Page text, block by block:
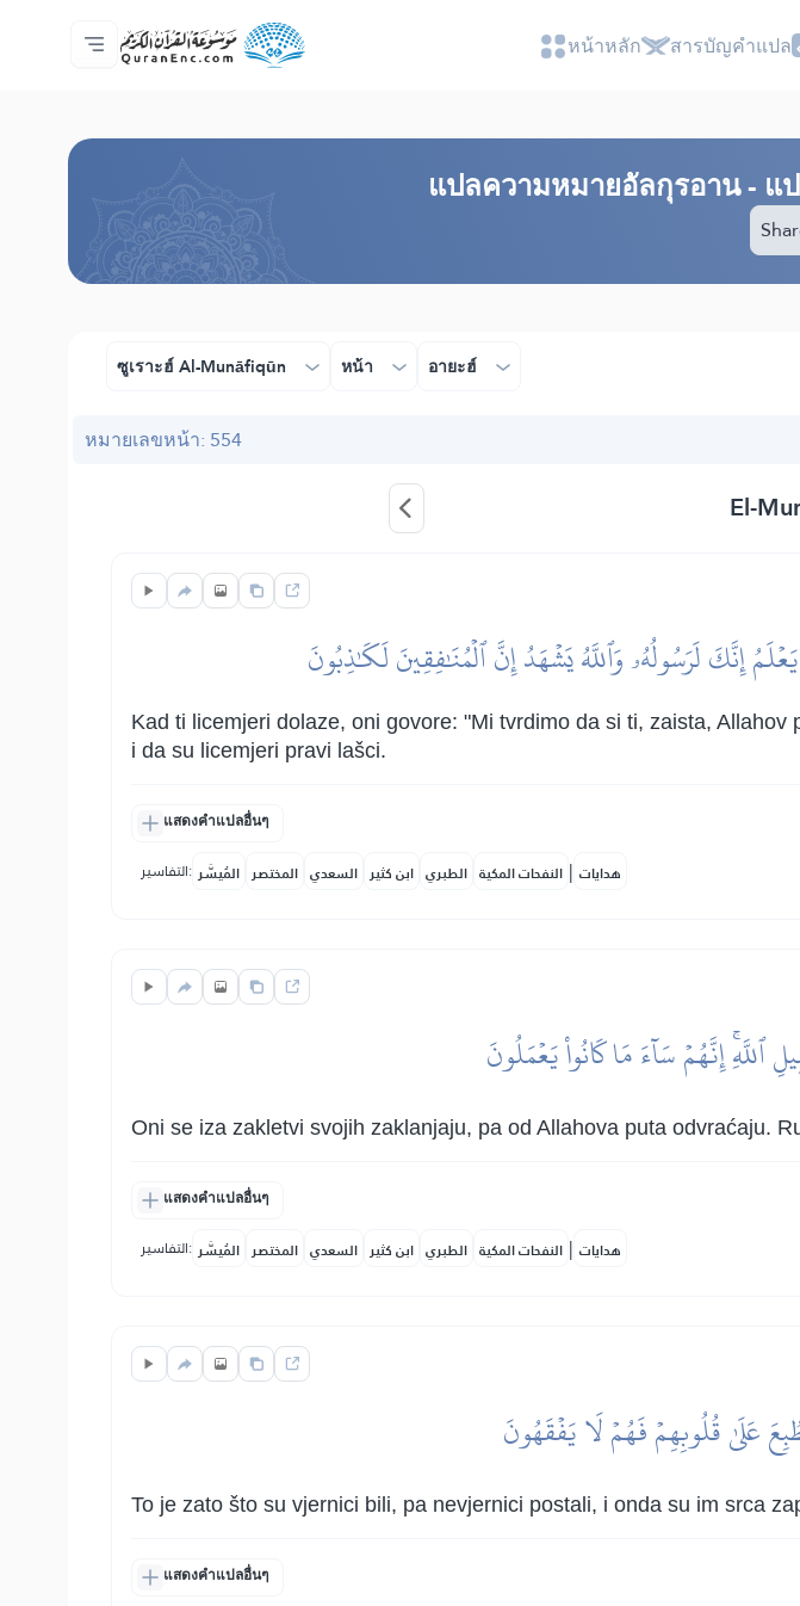
หน้าหลัก
สารบัญ​คำแปล
Audio
บริการสำหรับนักพัฒนา - API
เกี่ยวกับโครงการ
ติดต่อเรา
ภาษา หน้าหลัก สารบัญ​คำแปล
แปล​ความหมาย​อัลกุรอาน​ - แ
ซูเราะฮ์ Al-Munāfiqūn หน้า อายะฮ์
หมายเลขหน้า: 554
El-
إِنَّكَ لَرَسُولُهُۥ وَٱللَّهُ يَشۡهَدُ إِنَّ ٱلۡمُنَٰفِقِينَ لَكَٰذِبُونَ
Kad ti licemjeri dolaze, oni govore: "Mi tvrdimo da si ti, zaista,
i da su licemjeri pravi lašci.
แสดงคำแปลอื่นๆ
التفاسير: المُيسَّر المختصر السعدي ابن كثير الطبري النفحات المكية | هدايات
إِنَّهُمۡ سَآءَ مَا كَانُواْ يَعۡمَلُونَ
Oni se iza zakletvi svojih zaklanjaju, pa od Allahova puta odvraćaju.
แสดงคำแปลอื่นๆ
التفاسير: المُيسَّر المختصر السعدي ابن كثير الطبري النفحات المكية | هدايات
عَلَىٰ قُلُوبِهِمۡ فَهُمۡ لَا يَفۡقَهُونَ
To je zato što su vjernici bili, pa nevjernici postali, i onda su im srca
แสดงคำแปลอื่นๆ